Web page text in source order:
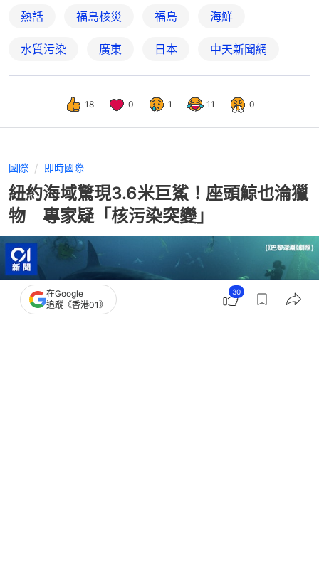
熱話 福島核災 福島 海鮮
水質污染 廣東 日本 中天新聞網
18 0 1 11 0
國際 即時國際
紐約海域驚現3.6米巨鯊！座頭鯨也淪獵
物 專家疑「核污染突變」
在Google
追蹤《香港01》
30